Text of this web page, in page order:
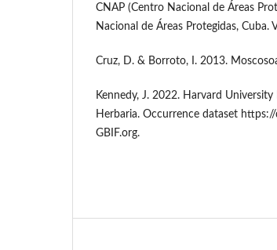
CNAP (Centro Nacional de Áreas
Nacional de Áreas Protegidas, Cuba.
Cruz, D. & Borroto, I. 2013.
Kennedy, J. 2022. Harvard
Herbaria. Occurrence dataset
GBIF.org.